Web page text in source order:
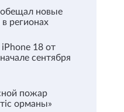
новые
регионах
18 от
сентября
пожар
орманы»